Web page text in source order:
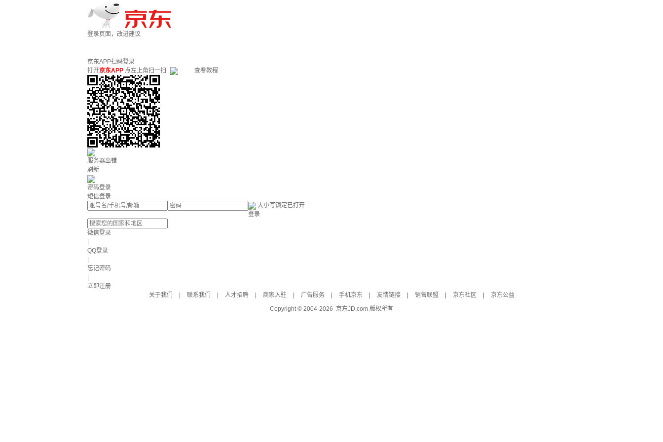
登录页面，改进建议
京东APP扫码登录
打开京东APP 点左上角扫一扫 查看教程
服务器出错
刷新
密码登录
短信登录
大小写锁定已打开
登录
微信登录
QQ登录
忘记密码
立即注册
关于我们
联系我们 人才招聘 商家入驻 广告服务 手机京东 友情链接 销售联盟 京东社区
京东公益
Copyright © 2004-2026 京东JD.com 版权所有